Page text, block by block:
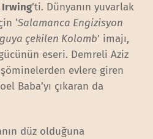
Irwing’ti. Dünyanın yuvarlak
‘Salamanca Engizisyon
çekilen Kolomb’ imajı,
eseri. Demreli Aziz
evlere giren
Baba’yı çıkaran da
düz olduğuna